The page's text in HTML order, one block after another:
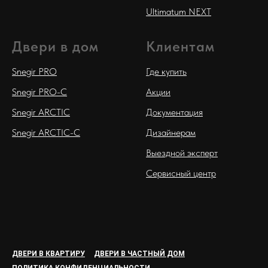
Ultimatum NEXT
Двери в дом
Snegir PRO
Snegir PRO-C
Snegir ARCTIC
Snegir ARCTIC-C
Клиентам
Где купить
Акции
Документация
Дизайнерам
Выездной эксперт
Сервисный центр
ДВЕРИ В КВАРТИРУ
ДВЕРИ В ЧАСТНЫЙ ДОМ